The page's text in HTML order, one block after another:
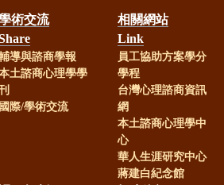
羅家玲教授榮獲教育
計畫補助
謝麗紅教授、劉嘉吉
113年研究計畫補助
術交流
導與諮商學報
土諮商心理學學
國際/學術交流
相關網站
Link
員工協助方案學分
學程
台灣心理諮商資訊
網
本土諮商心理學中
心
華人生涯研究中心
蔣建白紀念館